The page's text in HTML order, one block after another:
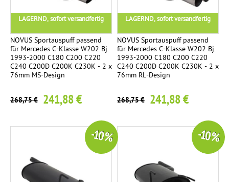
LAGERND, sofort versandfertig
NOVUS Sportauspuff passend
für Mercedes C-Klasse W202 Bj.
1993-2000 C180 C200 C220
C240 C200D C200K C230K - 2 x
76mm MS-Design
268,75 € 241,88 €
LAGERND, sofort versandfertig
NOVUS Sportauspuff passend
für Mercedes C-Klasse W202 Bj.
1993-2000 C180 C200 C220
C240 C200D C200K C230K - 2 x
76mm RL-Design
268,75 € 241,88 €
-10 % -10 %